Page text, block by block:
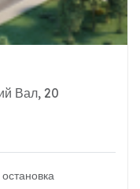
Вал, 20